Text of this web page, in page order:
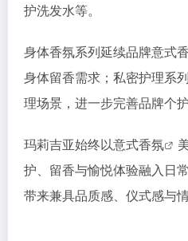
护洗发水等。
身体香氛系列延续品牌意式
身体留香需求；私密护理系
理场景，进一步完善品牌个护
玛莉吉亚始终以意式香氛
护、留香与愉悦体验融入日
带来兼具品质感、仪式感与